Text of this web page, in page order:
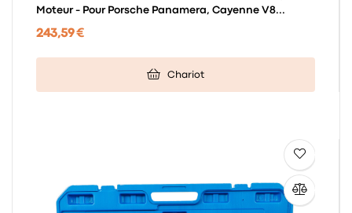
Moteur - Pour Porsche Panamera, Cayenne V8...
243,59 €
Chariot